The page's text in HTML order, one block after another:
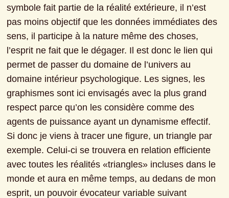
symbole fait partie de la réalité extérieure, il n’est
pas moins objectif que les données immédiates des
sens, il participe à la nature même des choses,
l’esprit ne fait que le dégager. Il est donc le lien qui
permet de passer du domaine de l’univers au
domaine intérieur psychologique. Les signes, les
graphismes sont ici envisagés avec la plus grand
respect parce qu’on les considère comme des
agents de puissance ayant un dynamisme effectif.
Si donc je viens à tracer une figure, un triangle par
exemple. Celui-ci se trouvera en relation efficiente
avec toutes les réalités «triangles» incluses dans le
monde et aura en même temps, au dedans de mon
esprit, un pouvoir évocateur variable suivant